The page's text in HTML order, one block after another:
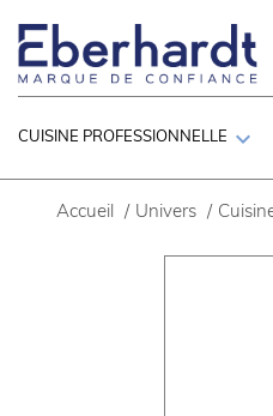
CUISINE PROFESSIONNELLE 
Accueil / Univers /